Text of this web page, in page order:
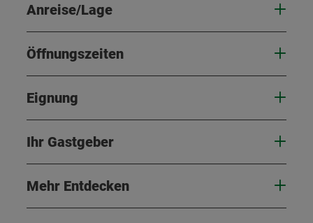
Anreise/Lage
Öffnungszeiten
Eignung
Ihr Gastgeber
Mehr Entdecken